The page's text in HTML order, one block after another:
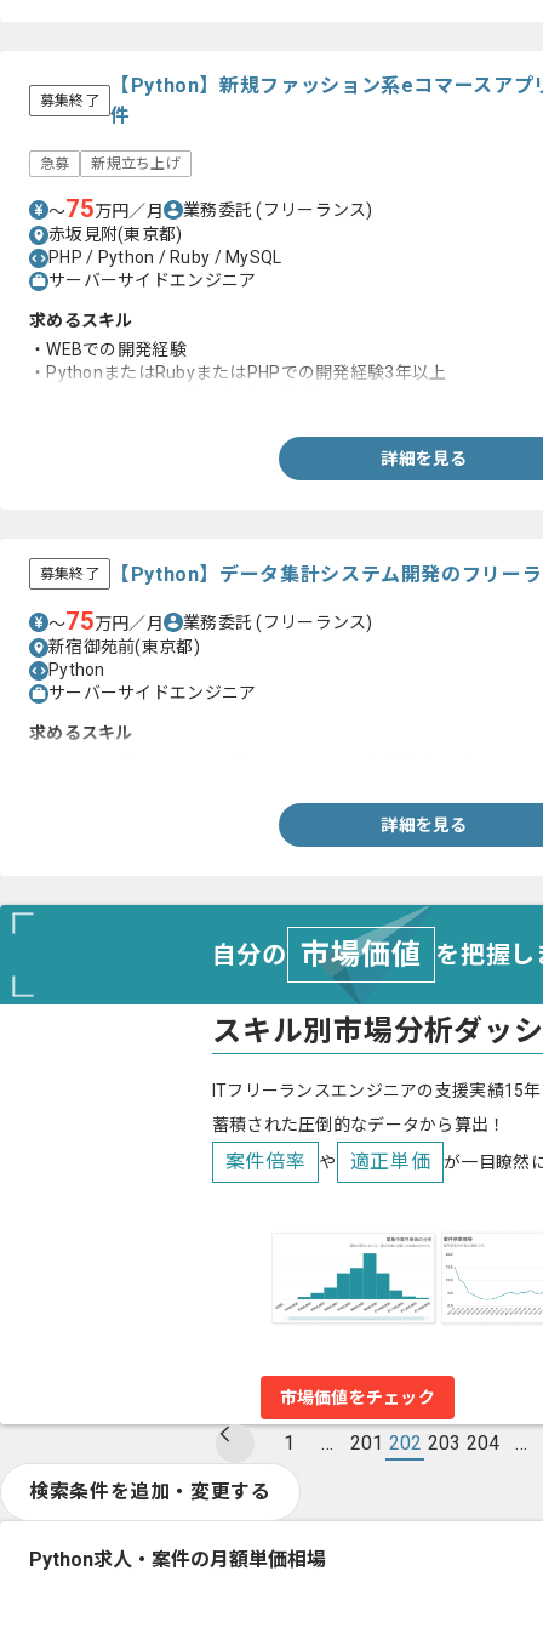
募集終了
【Python】新規ファッション系eコマースアプ
件
急募 新規立ち上げ
〜75万円／月 業務委託(フリーランス)
赤坂見附(東京都)
PHP / Python / Ruby / MySQL
サーバーサイドエンジニア
求めるスキル
・WEBでの開発経験
・PythonまたはRubyまたはPHPでの開発経験3年以上
詳細を見る
募集終了 【Python】データ集計システム開発のフリー
〜75万円／月 業務委託(フリーランス)
新宿御苑前(東京都)
Python
サーバーサイドエンジニア
求めるスキル
詳細を見る
自分の 市場価値 を把握
スキル別市場分析ダッ
ITフリーランスエンジニアの支援実績15
蓄積された圧倒的なデータから算出！
案件倍率 や 適正単価 が一目瞭然
市場価値をチェック
1 … 201 202 203 204 …
検索条件を追加・変更する
Python求人・案件の月額単価相場